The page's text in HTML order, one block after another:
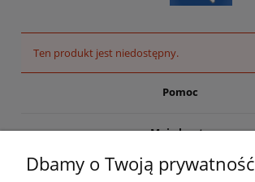
Ten produkt jest niedostępny.
Pomoc
Moje konto
Płatności i dostawa
Dbamy o Twoją prywatność